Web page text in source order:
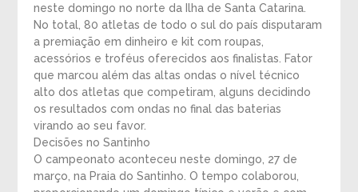
neste domingo no norte da Ilha de Santa Catarina.
No total, 80 atletas de todo o sul do país disputaram
a premiação em dinheiro e kit com roupas,
acessórios e troféus oferecidos aos finalistas. Fator
que marcou além das altas ondas o nível técnico
alto dos atletas que competiram, alguns decidindo
os resultados com ondas no final das baterias
virando ao seu favor.
Decisões no Santinho
O campeonato aconteceu neste domingo, 27 de
março, na Praia do Santinho. O tempo colaborou,